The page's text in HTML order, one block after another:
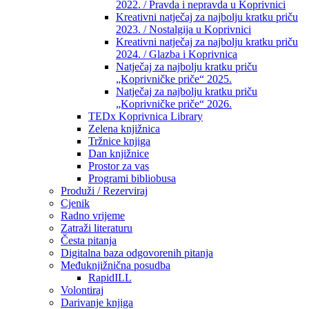
2022. / Pravda i nepravda u Koprivnici
Kreativni natječaj za najbolju kratku priču
2023. / Nostalgija u Koprivnici
Kreativni natječaj za najbolju kratku priču
2024. / Glazba i Koprivnica
Natječaj za najbolju kratku priču
„Koprivničke priče“ 2025.
Natječaj za najbolju kratku priču
„Koprivničke priče“ 2026.
TEDx Koprivnica Library
Zelena knjižnica
Tržnice knjiga
Dan knjižnice
Prostor za vas
Programi bibliobusa
Produži / Rezerviraj
Cjenik
Radno vrijeme
Zatraži literaturu
Česta pitanja
Digitalna baza odgovorenih pitanja
Međuknjižnična posudba
RapidILL
Volontiraj
Darivanje knjiga